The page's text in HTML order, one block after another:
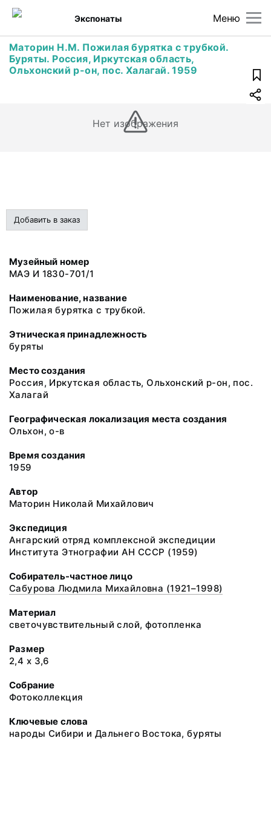
Меню
Экспонаты
Маторин Н.М. Пожилая бурятка с трубкой.
Буряты. Россия, Иркутская область,
Ольхонский р-он, пос. Халагай. 1959
Нет изображения
Добавить в заказ
Музейный номер
МАЭ И 1830-701/1
Наименование, название
Пожилая бурятка с трубкой.
Этническая принадлежность
буряты
Место создания
Россия, Иркутская область, Ольхонский р-он, пос.
Халагай
Географическая локализация места создания
Ольхон, о-в
Время создания
1959
Автор
Маторин Николай Михайлович
Экспедиция
Ангарский отряд комплексной экспедиции
Института Этнографии АН СССР (1959)
Собиратель-частное лицо
Сабурова Людмила Михайловна (1921–1998)
Материал
светочувствительный слой, фотопленка
Размер
2,4 х 3,6
Собрание
Фотоколлекция
Ключевые слова
народы Сибири и Дальнего Востока, буряты